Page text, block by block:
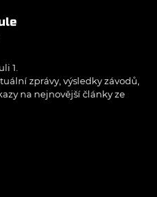
1.
zprávy, výsledky závodů,
na nejnovější články ze